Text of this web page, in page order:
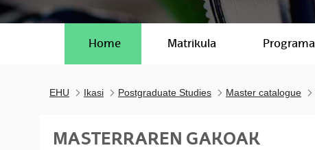
Home Matrikula Programa
EHU Ikasi Postgraduate Studies Master catalogue
MASTERRAREN GAKOAK